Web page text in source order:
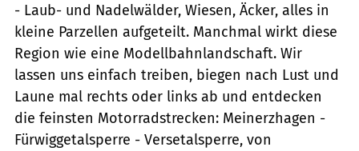
- Laub- und Nadelwälder, Wiesen, Äcker, alles in
kleine Parzellen aufgeteilt. Manchmal wirkt diese
Region wie eine Modellbahnlandschaft. Wir
lassen uns einfach treiben, biegen nach Lust und
Laune mal rechts oder links ab und entdecken
die feinsten Motorradstrecken: Meinerzhagen -
Fürwiggetalsperre - Versetalsperre, von